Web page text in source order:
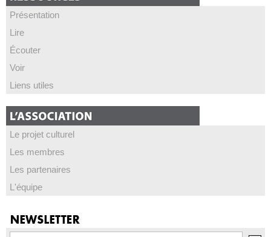
Présentation
Lire
Écouter
Voir
Liens utiles
Le projet culturel
Les membres
Les partenaires
L'équipe